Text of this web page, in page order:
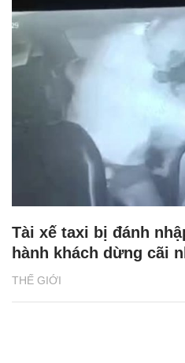
THẾ GIỚI
Tài xế taxi bị đánh
hành khách dừng cãi